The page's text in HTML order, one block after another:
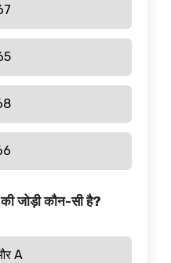
जोड़ी कौन-सी है?
A